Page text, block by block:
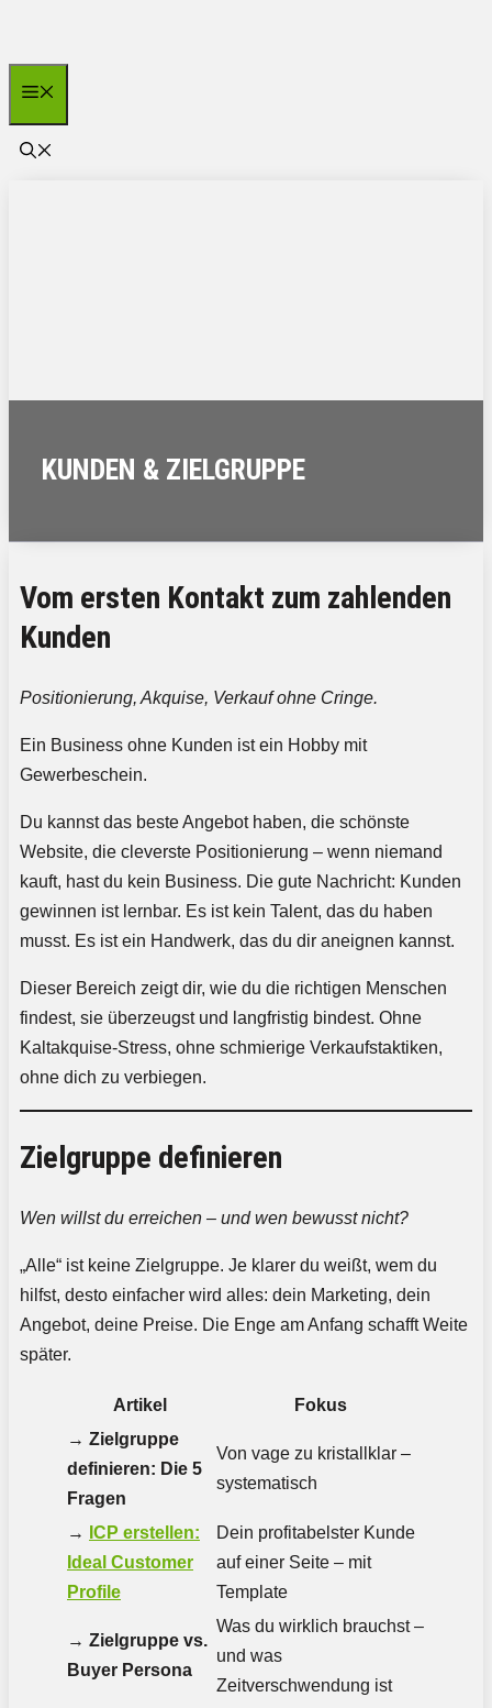
springen
KUNDEN & ZIELGRUPPE
Vom ersten Kontakt zum zahlenden
Kunden
Positionierung, Akquise, Verkauf ohne Cringe.
Ein Business ohne Kunden ist ein Hobby mit
Gewerbeschein.
Du kannst das beste Angebot haben, die schönste
Website, die cleverste Positionierung – wenn niemand
kauft, hast du kein Business. Die gute Nachricht: Kunden
gewinnen ist lernbar. Es ist kein Talent, das du haben
musst. Es ist ein Handwerk, das du dir aneignen kannst.
Dieser Bereich zeigt dir, wie du die richtigen Menschen
findest, sie überzeugst und langfristig bindest. Ohne
Kaltakquise-Stress, ohne schmierige Verkaufstaktiken,
ohne dich zu verbiegen.
Zielgruppe definieren
Wen willst du erreichen – und wen bewusst nicht?
„Alle“ ist keine Zielgruppe. Je klarer du weißt, wem du
hilfst, desto einfacher wird alles: dein Marketing, dein
Angebot, deine Preise. Die Enge am Anfang schafft Weite
später.
Artikel
Fokus
→ Zielgruppe
definieren: Die 5
Fragen
Von vage zu kristallklar –
systematisch
→
ICP erstellen:
Ideal Customer
Profile
Dein profitabelster Kunde
auf einer Seite – mit
Template
→ Zielgruppe vs.
Buyer Persona
Was du wirklich brauchst –
und was
Zeitverschwendung ist